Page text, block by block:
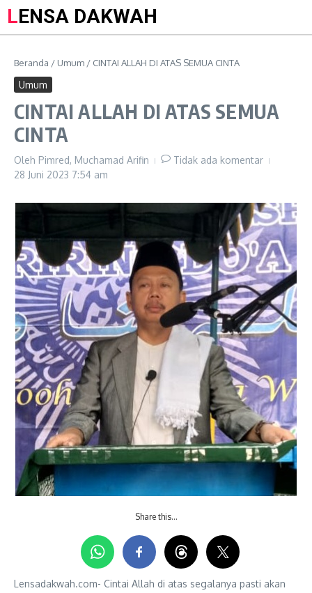
LENSA DAKWAH
Beranda / Umum / CINTAI ALLAH DI ATAS SEMUA CINTA
Umum
CINTAI ALLAH DI ATAS SEMUA
CINTA
Oleh Pimred, Muchamad Arifin
Tidak ada komentar
28 Juni 2023 7:54 am
Share this…
Lensadakwah.com- Cintai Allah di atas segalanya pasti akan